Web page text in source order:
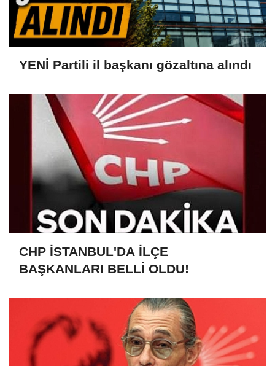
YENİ Partili il başkanı gözaltına alındı
CHP İSTANBUL'DA İLÇE
BAŞKANLARI BELLİ OLDU!